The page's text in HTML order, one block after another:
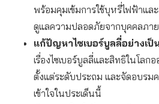
พร้อมคุมเข้มการใช้บุหรี่ไฟฟ้าแล
ดูแลความปลอดภัยจากบุคคลภา
แก้ปัญหาไซเบอร์บูลลี่อย่างเป็
เรื่องไซเบอร์บูลลี่และสิทธิในโล
ตั้งแต่ระดับประถม และจัดอบรม
เข้าใจในประเด็นนี้